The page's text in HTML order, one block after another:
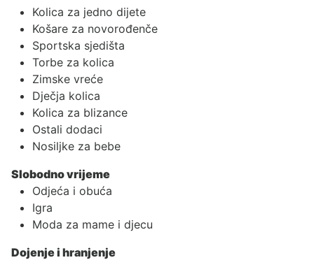
Kolica za jedno dijete
Košare za novorođenče
Sportska sjedišta
Torbe za kolica
Zimske vreće
Dječja kolica
Kolica za blizance
Ostali dodaci
Nosiljke za bebe
Slobodno vrijeme
Odjeća i obuća
Igra
Moda za mame i djecu
Dojenje i hranjenje